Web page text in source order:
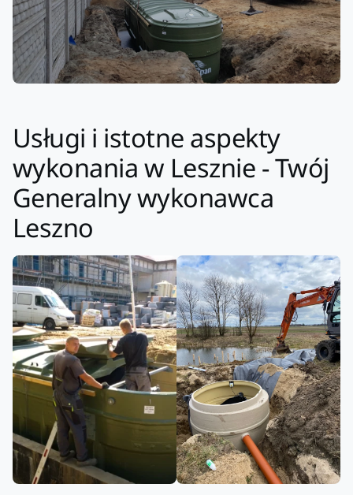
Usługi i istotne aspekty
wykonania w Lesznie - Twój
Generalny wykonawca
Leszno